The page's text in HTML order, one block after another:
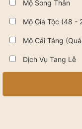
Mộ Song Thân
Mộ Gia Tộc (48 -
Mộ Cải Táng
Dịch Vụ Tang Lễ